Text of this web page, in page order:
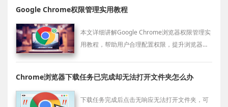
Google Chrome权限管理实用教程
本文详细讲解Google Chrome浏览器权限管理实
用教程，帮助用户合理配置权限，提升浏览器使
Chrome浏览器下载任务已完成却无法打开文件夹怎么办
下载任务完成后点击无响应无法打开文件夹，可